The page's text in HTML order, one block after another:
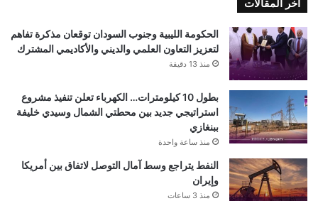
اخر المقالات
الحكومة الليبية وجنوب السودان توقعان مذكرة تفاهم
لتعزيز التعاون العلمي والديني والأكاديمي المشترك
منذ 13 دقيقة
بطول 10 كيلومترات… الكهرباء تعلن تنفيذ مشروع
استراتيجي جديد بين محطتي الشمال وسيدي خليفة
ببنغازي
منذ ساعة واحدة
النفط يتراجع وسط آمال التوصل لاتفاق بين أمريكا
وإيران
منذ 3 ساعات